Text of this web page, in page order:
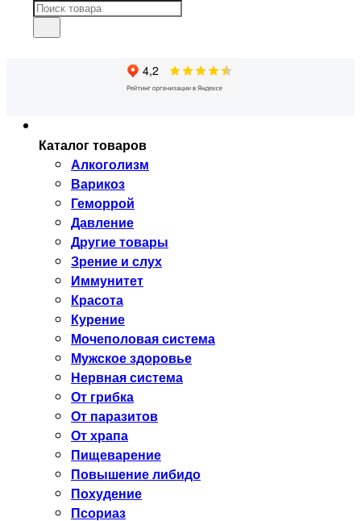
Каталог товаров
Алкоголизм
Варикоз
Геморрой
Давление
Другие товары
Зрение и слух
Иммунитет
Красота
Курение
Мочеполовая система
Мужское здоровье
Нервная система
От грибка
От паразитов
От храпа
Пищеварение
Повышение либидо
Похудение
Псориаз